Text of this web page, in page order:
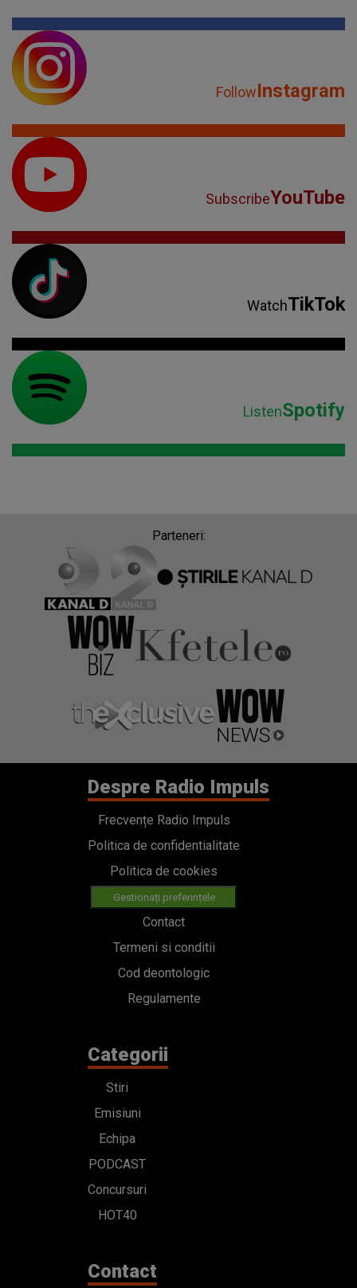
FollowInstagram
SubscribeYouTube
WatchTikTok
ListenSpotify
Parteneri:
Despre Radio Impuls
Frecvențe Radio Impuls
Politica de confidentialitate
Politica de cookies
Gestionați preferințele
Contact
Termeni si conditii
Cod deontologic
Regulamente
Categorii
Stiri
Emisiuni
Echipa
PODCAST
Concursuri
HOT40
Contact